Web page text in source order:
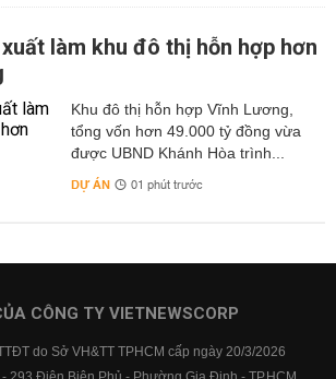
làm khu đô thị hỗn hợp hơn
Khu đô thị hỗn hợp Vĩnh Lương,
tổng vốn hơn 49.000 tỷ đồng vừa
được UBND Khánh Hòa trình...
DỰ ÁN 01 phút trước
CÔNG TY VIETNEWSCORP
do Sở VH&TT TPHCM cấp ngày 20/3/2026